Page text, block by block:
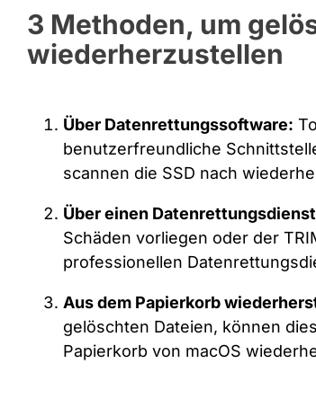
3 Methoden, um
wiederherzustellen
Über Datenrettungssoftware:
benutzerfreundliche
scannen die SSD nach
Über einen
Schäden vorliegen oder der
professionellen
Aus dem Papierkorb
gelöschten Dateien, können
Papierkorb von macOS